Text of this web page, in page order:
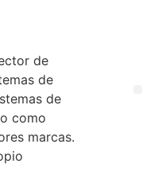
de
de
de
como
marcas.